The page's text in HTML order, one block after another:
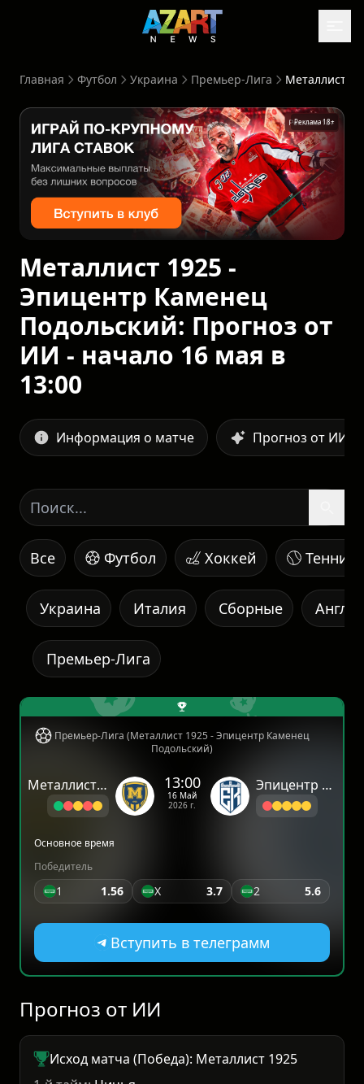
Главная Футбол Украина Премьер-Лига
Реклама 18+
Металлист 1925 -
Эпицентр Каменец
Подольский: Прогноз от
ИИ - начало 16 мая в
13:00
Информация о матче Прогноз от ИИ
Все Футбол Хоккей Теннис
Италия Сборные
Украина
Премьер-Лига
Премьер-Лига (Металлист 1925 - Эпицентр Каменец
Подольский)
Металлист 1925 13:00
16 Май
2026 г.
Эпицентр Каменец Подольский
Основное время
Победитель
1 1.56 X 3.7 2 5.6
Вступить в телеграмм
Прогноз от ИИ
Исход матча (Победа): Металлист 1925